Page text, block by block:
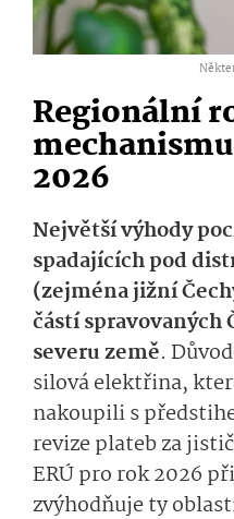
Regionální
2026
Největší výhody
spadajících pod
(zejména jižní
částí spravovaných
severu země.
silová elektřina,
nakoupili s
revize plateb za
ERÚ pro rok 2026
zvýhodňuje ty